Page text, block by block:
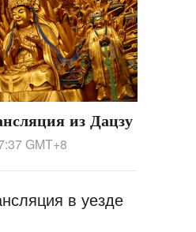
из Дацзу
GMT+8
в уезде